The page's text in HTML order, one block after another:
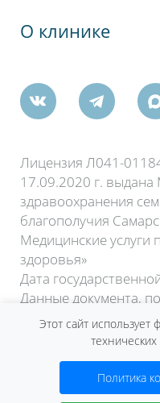
19А
О клинике
Лицензия Л041-
17.09.2020 г.
здравоохранения
благополучия
Медицинские услуги
здоровья»
Дата
Данные документа,
внесения сведений
Единый
Лист записи ЕГРЮЛ
апреля 2020 года.
Этот сайт
Политика